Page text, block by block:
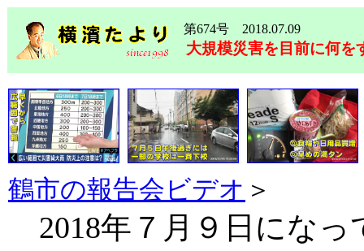
第674号 2018.07.09
大規模災害を目前に何を
鶴市の報告会ビデオ ＞
2018年７月９日になっ